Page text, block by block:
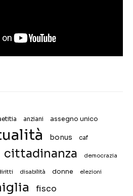
anziani assegno unico
bonus caf
cittadinanza democrazia
disabilità donne elezioni
fisco